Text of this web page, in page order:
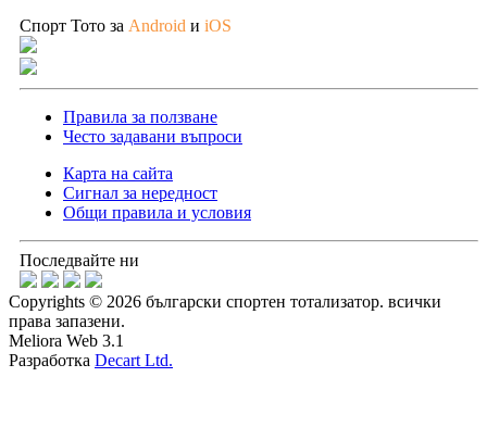
Спорт Тото за Android и iOS
Правила за ползване
Често задавани въпроси
Карта на сайта
Сигнал за нередност
Общи правила и условия
Последвайте ни
Copyrights © 2026 български спортен тотализатор. всички
права запазени.
Meliora Web 3.1
Разработка Decart Ltd.